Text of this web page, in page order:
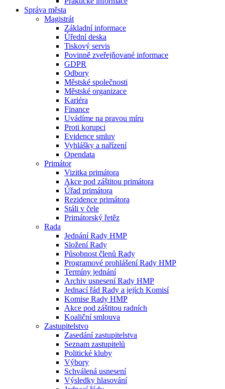
Správa města
Magistrát
Základní informace
Úřední deska
Tiskový servis
Povinně zveřejňované informace
GDPR
Odbory
Městské společnosti
Městské organizace
Kariéra
Finance
Uvádíme na pravou míru
Proti korupci
Evidence smluv
Vyhlášky a nařízení
Opendata
Primátor
Vizitka primátora
Akce pod záštitou primátora
Úřad primátora
Rezidence primátora
Stáli v čele
Primátorský řetěz
Rada
Jednání Rady HMP
Složení Rady
Působnost členů Rady
Programové prohlášení Rady HMP
Termíny jednání
Archiv usnesení Rady HMP
Jednací řád Rady a jejích Komisí
Komise Rady HMP
Akce pod záštitou radních
Koaliční smlouva
Zastupitelstvo
Zasedání zastupitelstva
Seznam zastupitelů
Politické kluby
Výbory
Schválená usnesení
Výsledky hlasování